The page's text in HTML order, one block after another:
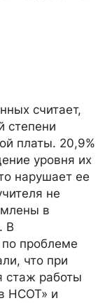
считает,
степени
платы. 20,9%
уровня их
нарушает ее
не
в
В
проблеме
что при
стаж работы
НСОТ» и